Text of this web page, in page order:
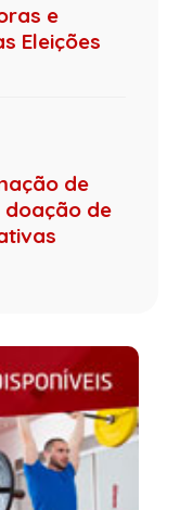
e
Eleições
de
de